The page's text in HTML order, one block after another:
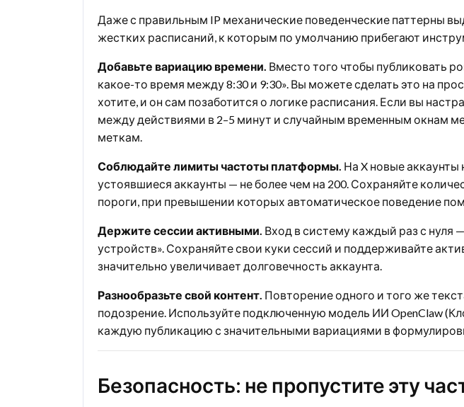
Даже с правильным IP механические поведенческие паттерны
жестких расписаний, к которым по умолчанию прибегают
Добавьте вариацию времени. Вместо того чтобы публиковать
какое-то время между 8:30 и 9:30». Вы можете сделать это на
хотите, и он сам позаботится о логике расписания. Если вы
между действиями в 2–5 минут и случайным временным окнам
меткам.
Соблюдайте лимиты частоты платформы. На X новые аккаунты
устоявшиеся аккаунты — не более чем на 200. Сохраняйте
пороги, при превышении которых автоматическое поведение
Держите сессии активными. Вход в систему каждый раз с нуля
устройств». Сохраняйте свои куки сессий и поддерживайте
значительно увеличивает долговечность аккаунта.
Разнообразьте свой контент. Повторение одного и того же
подозрение. Используйте подключенную модель ИИ OpenClaw
каждую публикацию с значительными вариациями в
Безопасность: не пропустите эту